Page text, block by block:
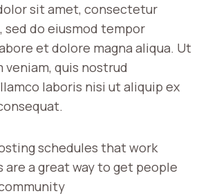
sit amet, consectetur
sed do eiusmod tempor
et dolore magna aliqua. Ut
veniam, quis nostrud
laboris nisi ut aliquip ex
schedules that work
are a great way to get people